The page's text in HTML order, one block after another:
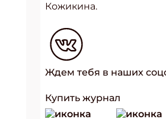
Кожикина.
Ждем тебя в наших
Купить журнал